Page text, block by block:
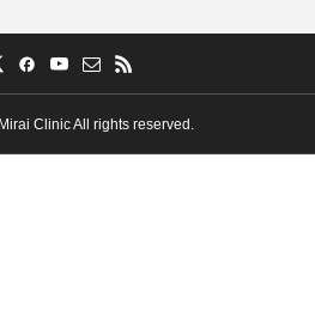
Clinic All rights reserved.